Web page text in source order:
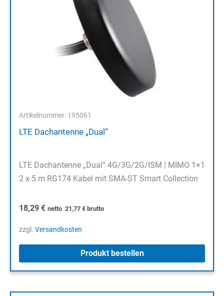
Artikelnummer: 195061
LTE Dachantenne „Dual“
LTE Dachantenne „Dual“ 4G/3G/2G/ISM | MIMO 1×1
2 x 5 m RG174 Kabel mit SMA-ST Smart Collection
18,29 € netto 21,77 € brutto
zzgl. Versandkosten
Produkt bestellen